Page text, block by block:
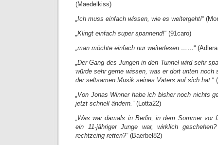
(Maedelkiss)
„Ich muss einfach wissen, wie es weitergeht!“
„Klingt einfach super spannend!“ (91caro)
„man möchte einfach nur weiterlesen ……“
„Der Gang des Jungen in den Tunnel wird sehr
würde sehr gerne wissen, was er dort unten
der seltsamen Musik seines Vaters auf sich hat.“
„Von Jonas Winner habe ich bisher noch nichts
jetzt schnell ändern.“(Lotta22)
„Was war damals in Berlin, in dem Sommer vor
ein 11-jähriger Junge war, wirklich
rechtzeitig retten?“(Baerbel82)